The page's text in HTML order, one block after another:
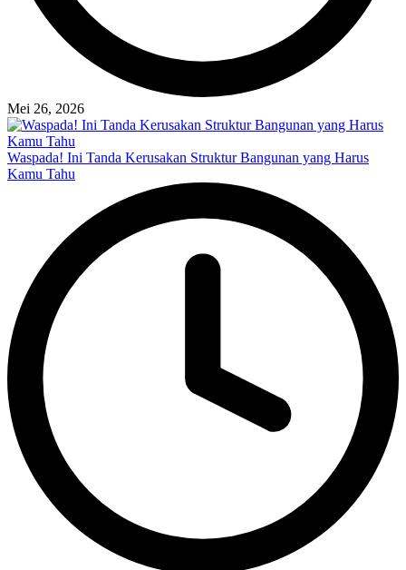
Mei 26, 2026
Waspada! Ini Tanda Kerusakan Struktur Bangunan yang Harus
Kamu Tahu